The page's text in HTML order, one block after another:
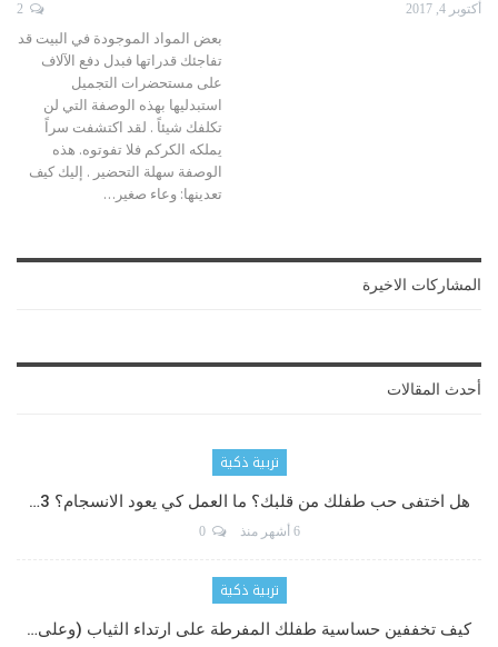
أكتوبر 4, 2017
بعض المواد الموجودة في البيت قد
تفاجئك قدراتها فبدل دفع الآلاف
على مستحضرات التجميل
استبدليها بهذه الوصفة التي لن
تكلفك شيئاً . لقد اكتشفت سراً
يملكه الكركم فلا تفوتوه. هذه
الوصفة سهلة التحضير . إليك كيف
تعدينها: وعاء صغير …
المشاركات الاخيرة
أحدث المقالات
تربية ذكية
هل اختفى حب طفلك من قلبك؟ ما العمل كي يعود الانسجام؟ 3…
6 أشهر منذ 0
تربية ذكية
كيف تخففين حساسية طفلك المفرطة على ارتداء الثياب (وعلى…